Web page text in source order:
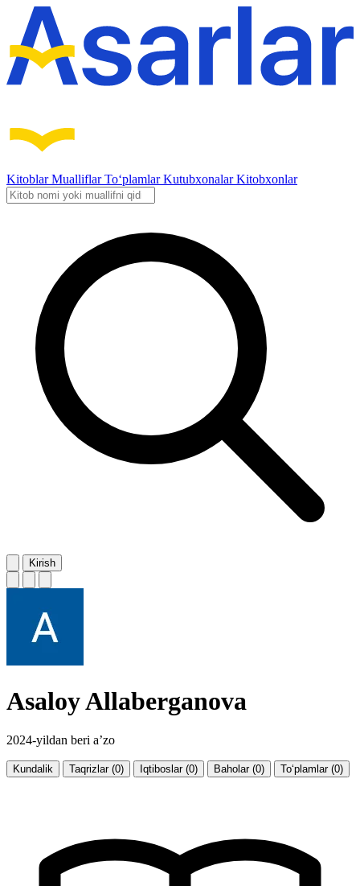
KitoblarMualliflarTo‘plamlarKutubxonalarKitobxonlar
Kirish
Asaloy Allaberganova
2024-yildan beri a’zo
Kundalik Taqrizlar (0) Iqtiboslar (0) Baholar (0) To‘plamlar (0)